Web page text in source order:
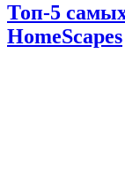
Топ-5
HomeScapes